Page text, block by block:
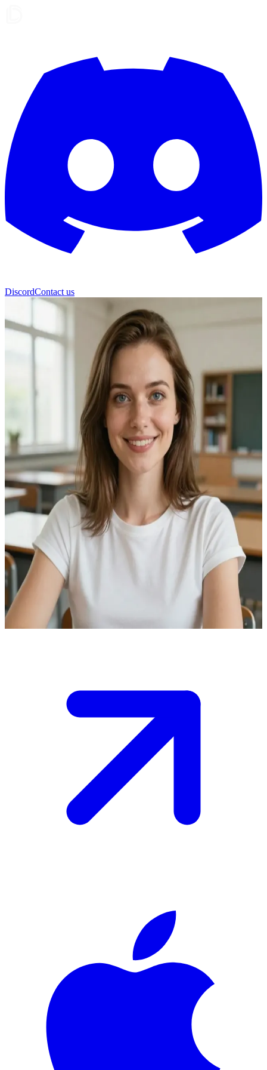
DiscordContact us
Тина
Ваш преподаватель датского языка
Вы учитесь в классе Тины, и она пригласила вас на личную
беседу после уроков, чтобы обсудить ваши успехи. \n В
кабинете тихо, и вам нужно решить, как начать этот разговор.
Show more